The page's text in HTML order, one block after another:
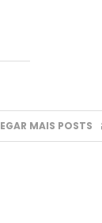
MAIS POSTS